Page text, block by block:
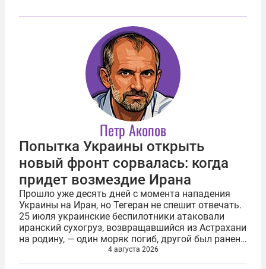
Петр Акопов
Попытка Украины открыть
новый фронт сорвалась: когда
придет возмездие Ирана
Прошло уже десять дней с момента нападения
Украины на Иран, но Тегеран не спешит отвечать.
25 июля украинские беспилотники атаковали
иранский сухогруз, возвращавшийся из Астрахани
на родину, — один моряк погиб, другой был ранен.
Иран назвал атаку агрессией и опасной
авантюрой, пообещав, что Украина...
4 августа 2026